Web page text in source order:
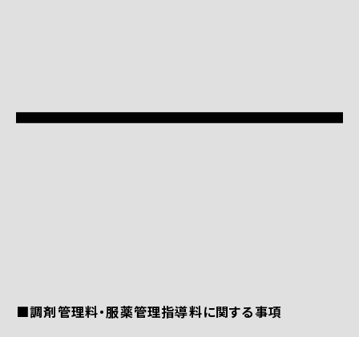
■調剤管理料・服薬管理指導料に関する事項